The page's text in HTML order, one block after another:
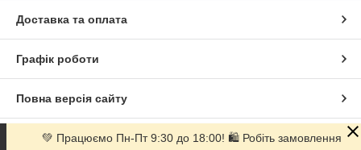
Доставка та оплата
Графік роботи
Повна версія сайту
Сайт створено на маркетплейсіProm.ua
💚 Працюємо Пн-Пт 9:30 до 18:00! 🛍 Робіть замовлення